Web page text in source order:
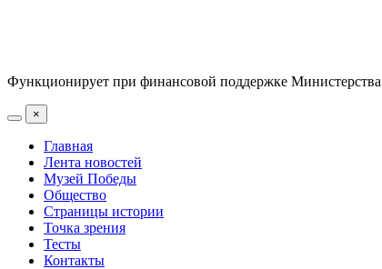
Функционирует при финансовой поддержке
×
Главная
Лента новостей
Музей Победы
Общество
Страницы истории
Точка зрения
Тесты
Контакты